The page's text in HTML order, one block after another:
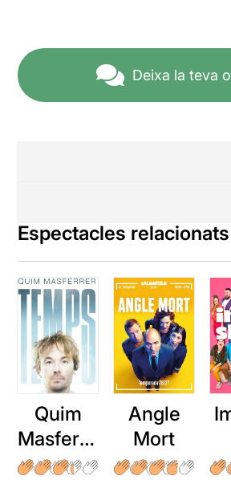
Deixa la teva
Espectacles relacionats
Quim
Masferre
r: Temps
Angle
Mort